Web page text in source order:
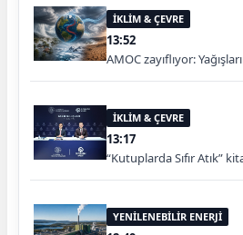
İKLİM & ÇEVRE
13:52
AMOC zayıflıyor:
İKLİM & ÇEVRE
13:17
“Kutuplarda Sıfır Atık”
YENİLENEBİLİR ENERJİ